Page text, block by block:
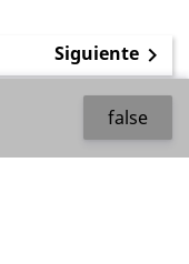
Siguiente 
Volver arriba
false